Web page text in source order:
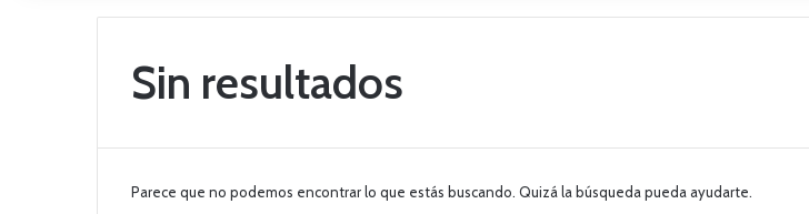
Sin resultados
Parece que no podemos encontrar lo que estás buscando. Quizá la búsqueda pueda ayudarte.